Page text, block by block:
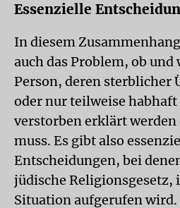
Essenzielle
In diesem
auch das Problem, ob und
Person, deren sterblicher
oder nur teilweise
verstorben erklärt werden
muss. Es gibt also
Entscheidungen, bei
jüdische Religionsgesetz,
Situation aufgerufen wird.